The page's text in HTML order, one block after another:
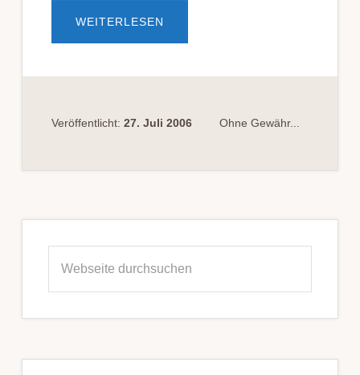
WEITERLESEN
NICHT
Veröffentlicht: 27. Juli 2006 Ohne Gewähr...